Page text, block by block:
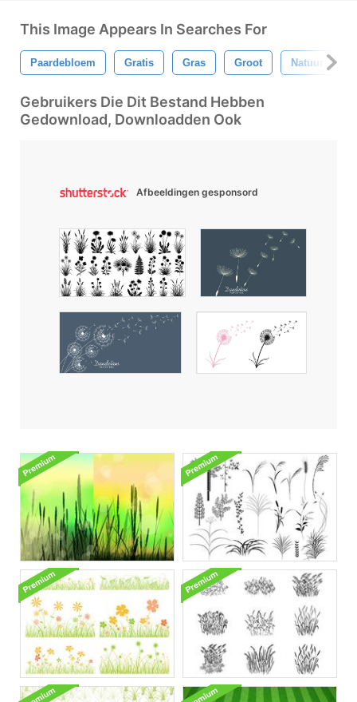
This Image Appears In Searches For
Paardebloem Gratis Gras Groot Natuur
Gebruikers Die Dit Bestand Hebben
Gedownload, Downloadden Ook
Afbeeldingen gesponsord